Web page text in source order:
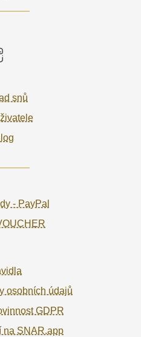
snů
- PayPal
osobních údajů
GDPR
na SNAR.app